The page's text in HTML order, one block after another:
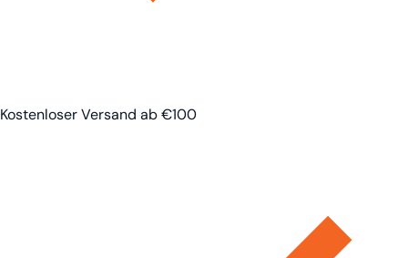
Kostenloser Versand ab €100